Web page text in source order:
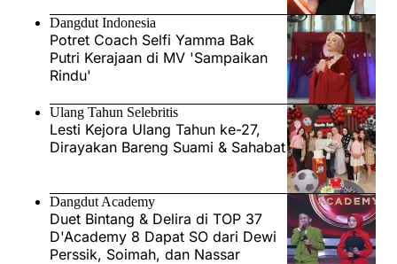
Dangdut Indonesia
Potret Coach Selfi Yamma Bak
Putri Kerajaan di MV 'Sampaikan
Rindu'
Ulang Tahun Selebritis
Lesti Kejora Ulang Tahun ke-27,
Dirayakan Bareng Suami & Sahabat
Dangdut Academy
Duet Bintang & Delira di TOP 37
D'Academy 8 Dapat SO dari Dewi
Perssik, Soimah, dan Nassar